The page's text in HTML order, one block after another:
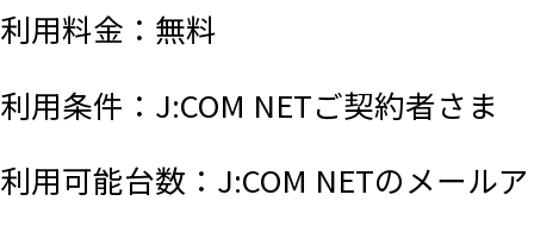
利用料金：無料
利用条件：J:COM NETご契約者さま
利用可能台数：J:COM NETのメール